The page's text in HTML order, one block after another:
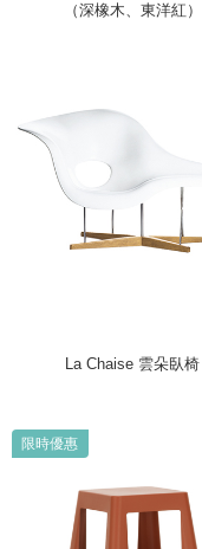
（深橡木、東洋紅）
La Chaise 雲朵臥椅
限時優惠